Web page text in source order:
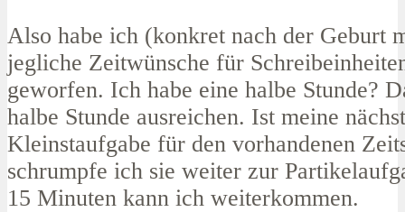
Also habe ich (konkret nach der Geburt
jegliche Zeitwünsche für
geworfen. Ich habe eine halbe Stunde?
halbe Stunde ausreichen. Ist meine
Kleinstaufgabe für den vorhandenen
schrumpfe ich sie weiter zur
15 Minuten kann ich weiterkommen.